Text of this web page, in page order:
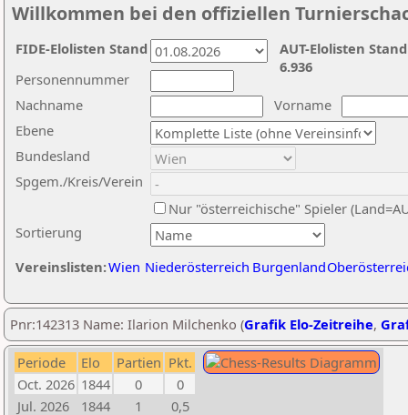
Willkommen bei den offiziellen
Nachname
Vorname
Ebene
Sortierung
Personennummer
Bundesland
Spgem./Kreis/Verein
Nur "österreichische" Spieler
Vereinslisten:Wien Niederösterreich Burgenland
AUT-Elolisten
6.936
FIDE-Elolisten Stand
Pnr:142313 Name: Ilarion Milchenko (Grafik Elo-Zeitreihe,
Periode Elo Partien Pkt.
Oct. 2026 1844 0
0
Jul. 2026
1844 1
0,5